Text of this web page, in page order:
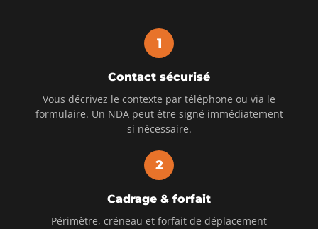
1
Contact sécurisé
Vous décrivez le contexte par téléphone ou via le
formulaire. Un NDA peut être signé immédiatement
si nécessaire.
2
Cadrage & forfait
Périmètre, créneau et forfait de déplacement